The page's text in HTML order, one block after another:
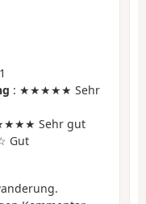
: ★★★★★ Sehr
Sehr gut
Gut